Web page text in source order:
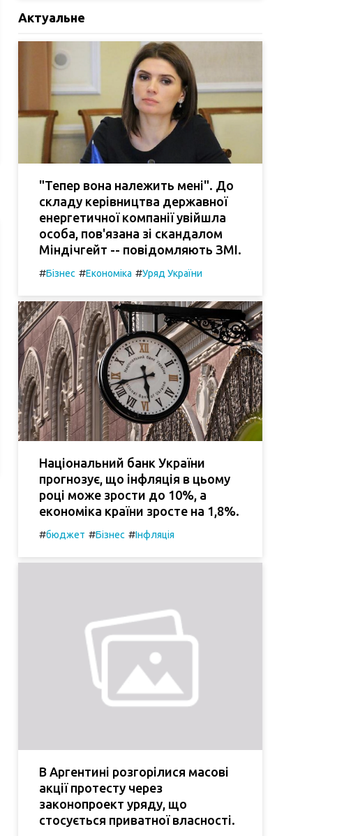
Актуальне
"Тепер вона належить мені". До
складу керівництва державної
енергетичної компанії увійшла
особа, пов'язана зі скандалом
Міндічгейт -- повідомляють ЗМІ.
#Бізнес #Економіка #Уряд України
Національний банк України
прогнозує, що інфляція в цьому
році може зрости до 10%, а
економіка країни зросте на 1,8%.
#бюджет #Бізнес #Інфляція
В Аргентині розгорілися масові
акції протесту через
законопроект уряду, що
стосується приватної власності.